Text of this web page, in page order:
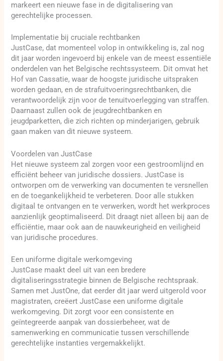
markeert een nieuwe fase in de digitalisering van
gerechtelijke processen.
Implementatie bij cruciale rechtbanken
JustCase, dat momenteel volop in ontwikkeling is, zal nog
dit jaar worden ingevoerd bij enkele van de meest essentiële
onderdelen van het Belgische rechtssysteem. Dit omvat het
Hof van Cassatie, waar de hoogste juridische uitspraken
worden gedaan, en de strafuitvoeringsrechtbanken, die
verantwoordelijk zijn voor de tenuitvoerlegging van straffen.
Daarnaast zullen ook de jeugdrechtbanken en
jeugdparketten, die zich richten op minderjarigen, gebruik
gaan maken van dit nieuwe systeem.
Voordelen van JustCase
Het nieuwe systeem zal zorgen voor een gestroomlijnd en
efficiënt beheer van juridische dossiers. JustCase is
ontworpen om de verwerking van documenten te versnellen
en de toegankelijkheid te verbeteren. Door alle stukken
digitaal te ontvangen en te verwerken, wordt het werkproces
aanzienlijk geoptimaliseerd. Dit draagt niet alleen bij aan de
efficiëntie, maar ook aan de nauwkeurigheid en veiligheid
van juridische procedures.
Een uniforme digitale werkomgeving
JustCase maakt deel uit van een bredere
digitaliseringsstrategie binnen de Belgische rechtspraak.
Samen met JustOne, dat eerder dit jaar werd uitgerold voor
magistraten, creëert JustCase een uniforme digitale
werkomgeving. Dit zorgt voor een consistente en
geïntegreerde aanpak van dossierbeheer, wat de
samenwerking en communicatie tussen verschillende
gerechtelijke instanties vergemakkelijkt.